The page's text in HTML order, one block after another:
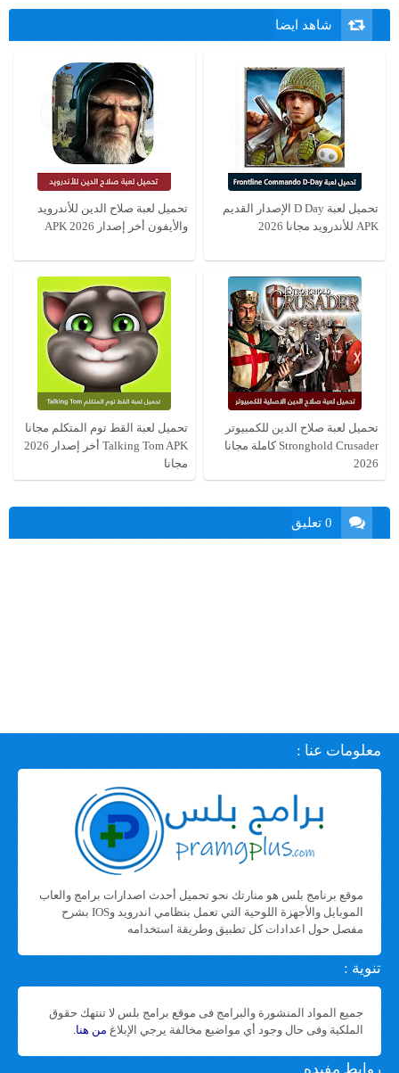
شاهد ايضا
تحميل لعبة D Day الإصدار القديم
APK للأندرويد مجانا 2026
تحميل لعبة صلاح الدين للأندرويد
والأيفون أخر إصدار APK 2026
تحميل لعبة صلاح الدين للكمبيوتر
Stronghold Crusader كاملة مجانا
2026
تحميل لعبة القط توم المتكلم مجانا
Talking Tom APK أخر إصدار 2026
مجانا
0 تعليق
معلومات عنا :
موقع برنامج بلس هو منارتك نحو تحميل أحدث اصدارات برامج والعاب
الموبايل والأجهزة اللوحية التي تعمل بنظامي اندرويد وIOS بشرح
مفصل حول اعدادات كل تطبيق وطريقة استخدامه
تنوية :
جميع المواد المنشورة والبرامج فى موقع برامج بلس لا تنتهك حقوق
الملكية وفى حال وجود أي مواضيع مخالفة يرجي الإبلاغ من هنا.
روابط مفيده